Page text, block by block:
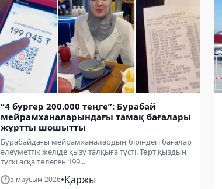
“4 бургер 200.000 теңге”: Бурабай
мейрамханаларындағы тамақ бағалары
жұртты шошытты
Бурабайдағы мейрамханалардың біріндегі бағалар
әлеуметтік желіде қызу талқыға түсті. Төрт қыздың
түскі асқа төлеген 199...
5 маусым 2026•Қаржы